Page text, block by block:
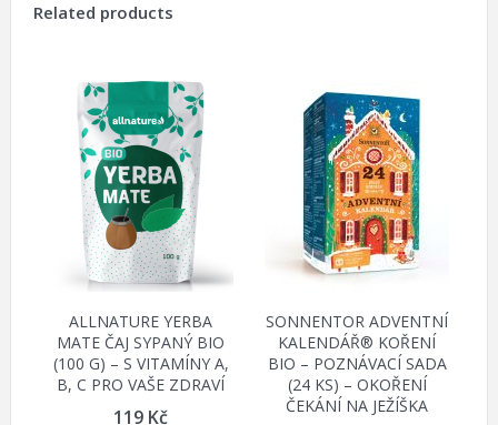
Related products
ALLNATURE YERBA
MATE ČAJ SYPANÝ BIO
(100 G) – S VITAMÍNY A,
B, C PRO VAŠE ZDRAVÍ
119 Kč
SONNENTOR ADVENTNÍ
KALENDÁŘ® KOŘENÍ
BIO – POZNÁVACÍ SADA
(24 KS) – OKOŘENÍ
ČEKÁNÍ NA JEŽÍŠKA